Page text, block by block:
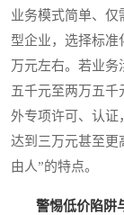
业务模式简单、仅
型企业，选择标准
万元左右。若业
五千元至两万五千
外专项许可、认证
达到三万元甚至更
由人”的特点。
警惕低价陷阱